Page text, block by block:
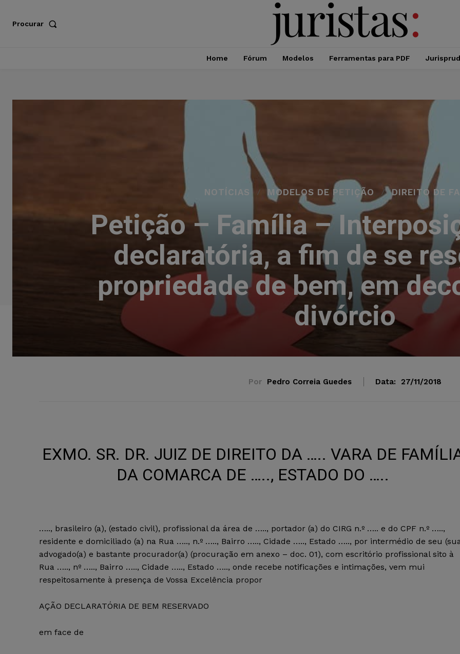
Procurar
Home Fórum Modelos Ferramentas para PDF
NOTÍCIAS MODELOS DE PETIÇÃO DIREITO DE
Petição – Família –
declaratória, a fim de se
propriedade de bem, em
divórcio
Por Pedro Correia Guedes Data: 27/11/2018
EXMO. SR. DR. JUIZ DE DIREITO DA ….. VARA DE
DA COMARCA DE ….., ESTADO DO …..
….., brasileiro (a), (estado civil), profissional da área de ….., portador (a) do CIRG n.º ….. e do CPF n.º …..,
residente e domiciliado (a) na Rua ….., n.º ….., Bairro ….., Cidade ….., Estado ….., por intermédio de seu
advogado(a) e bastante procurador(a) (procuração em anexo – doc. 01), com escritório profissional sito à
Rua ….., nº ….., Bairro ….., Cidade ….., Estado ….., onde recebe notificações e intimações, vem mui
respeitosamente à presença de Vossa Excelência propor
AÇÃO DECLARATÓRIA DE BEM RESERVADO
em face de